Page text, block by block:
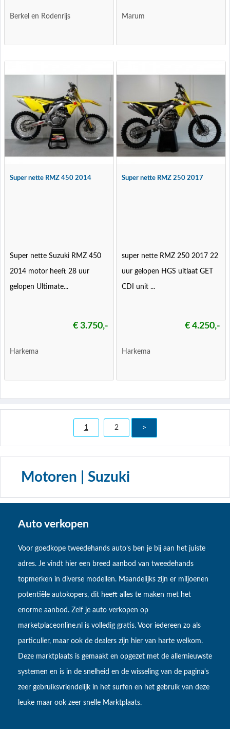
Berkel en Rodenrijs Marum
Super nette RMZ 450 2014
Super nette Suzuki RMZ 450
2014 motor heeft 28 uur
gelopen Ultimate...
€ 3.750,-
Harkema
Super nette RMZ 250 2017
super nette RMZ 250 2017 22
uur gelopen HGS uitlaat GET
CDI unit ...
€ 4.250,-
Harkema
1 2 >
Motoren | Suzuki
Auto verkopen
Voor goedkope tweedehands auto’s ben je bij aan het juiste
adres. Je vindt hier een breed aanbod van tweedehands
topmerken in diverse modellen. Maandelijks zijn er miljoenen
potentiële autokopers, dit heeft alles te maken met het
enorme aanbod. Zelf je auto verkopen op
marketplaceonline.nl is volledig gratis. Voor iedereen zo als
particulier, maar ook de dealers zijn hier van harte welkom.
Deze marktplaats is gemaakt en opgezet met de allernieuwste
systemen en is in de snelheid en de wisseling van de pagina's
zeer gebruiksvriendelijk in het surfen en het gebruik van deze
leuke maar ook zeer snelle Marktplaats.